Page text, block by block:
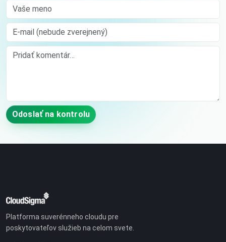
Vaše meno
E-mail (nebude zverejnený)
Comment
Odoslať na kontrolu
Platforma suverénneho cloudu pre
poskytovateľov služieb na celom svete.